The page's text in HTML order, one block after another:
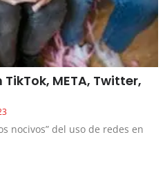
META, Twitter,
nocivos” del uso de redes en